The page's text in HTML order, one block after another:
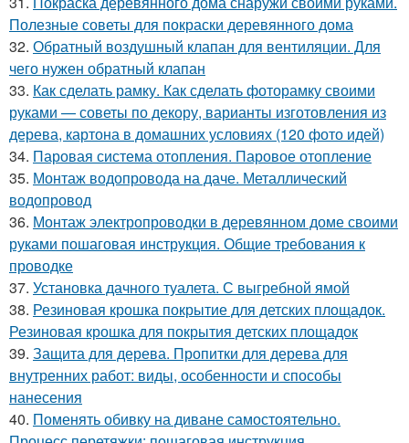
Полезные советы для покраски деревянного дома
32. Обратный воздушный клапан для вентиляции. Для
чего нужен обратный клапан
33. Как сделать рамку. Как сделать фоторамку своими
руками — советы по декору, варианты изготовления из
дерева, картона в домашних условиях (120 фото идей)
34. Паровая система отопления. Паровое отопление
35. Монтаж водопровода на даче. Металлический
водопровод
36. Монтаж электропроводки в деревянном доме своими
руками пошаговая инструкция. Общие требования к
проводке
37. Установка дачного туалета. С выгребной ямой
38. Резиновая крошка покрытие для детских площадок.
Резиновая крошка для покрытия детских площадок
39. Защита для дерева. Пропитки для дерева для
внутренних работ: виды, особенности и способы
нанесения
40. Поменять обивку на диване самостоятельно.